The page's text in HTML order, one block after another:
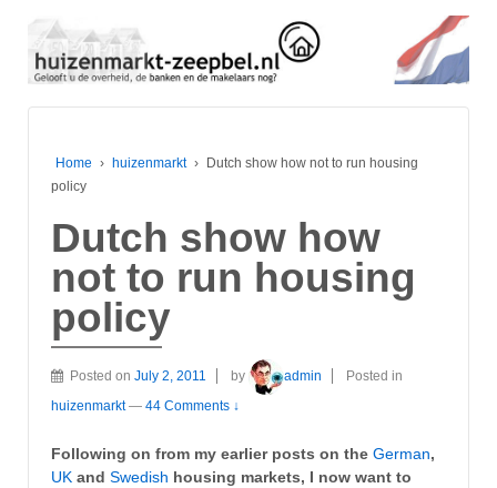
Home › huizenmarkt ›
Dutch show how not to run housing
policy
Dutch show how
not to run housing
policy
Posted on July 2, 2011 by admin
Posted in
huizenmarkt — 44 Comments ↓
Following on from my earlier posts on the German,
UK and Swedish housing markets, I now want to